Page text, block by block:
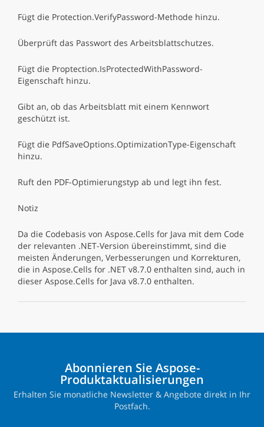
Fügt die Protection.VerifyPassword-Methode hinzu.
Überprüft das Passwort des Arbeitsblattschutzes.
Fügt die Proptection.IsProtectedWithPassword-
Eigenschaft hinzu.
Gibt an, ob das Arbeitsblatt mit einem Kennwort
geschützt ist.
Fügt die PdfSaveOptions.OptimizationType-Eigenschaft
hinzu.
Ruft den PDF-Optimierungstyp ab und legt ihn fest.
Notiz
Da die Codebasis von Aspose.Cells for Java mit dem Code
der relevanten .NET-Version übereinstimmt, sind die
meisten Änderungen, Verbesserungen und Korrekturen,
die in Aspose.Cells for .NET v8.7.0 enthalten sind, auch in
dieser Aspose.Cells for Java v8.7.0 enthalten.
Abonnieren Sie Aspose-
Produktaktualisierungen
Erhalten Sie monatliche Newsletter & Angebote direkt in Ihr
Postfach.